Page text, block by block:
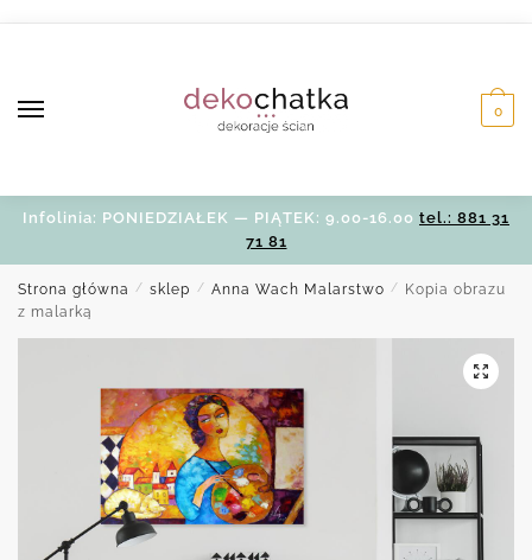
0
Infolinia: PONIEDZIAŁEK — PIĄTEK: 9.00-16.00 tel.: 881 31
71 81
Strona główna / sklep / Anna Wach Malarstwo /
Kopia obrazu
z malarką